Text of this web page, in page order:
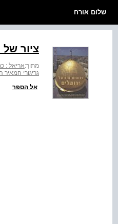
שלום אורח
ציור
מתוך:אריאל :
גריגורי
אל הספר